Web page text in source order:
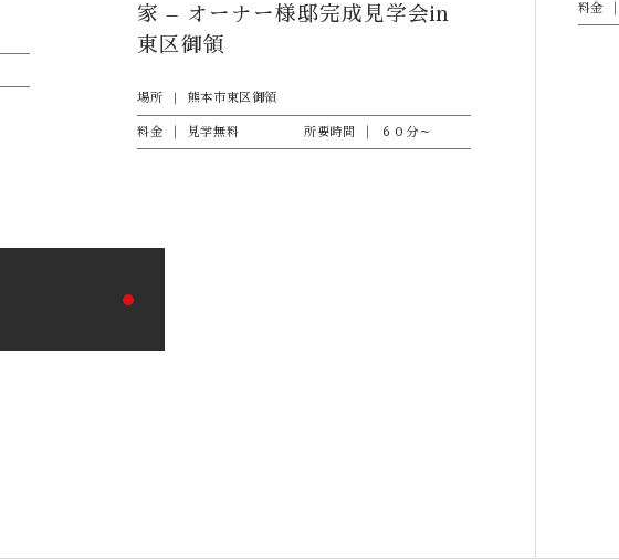
家 – オーナー様邸完成見学会in
東区御領
場所 熊本市東区御領
料金 見学無料 所要時間 ６０分～
料金